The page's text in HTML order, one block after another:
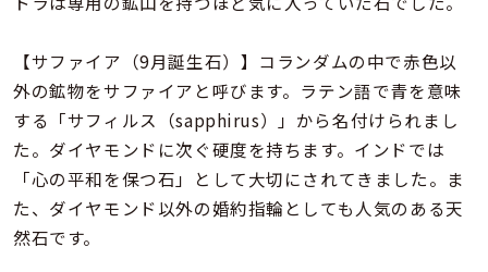
在庫 在庫ありのみ すべて表示
【サファイア（9月誕生石）】コランダムの中で赤色以
外の鉱物をサファイアと呼びます。ラテン語で青を意味
する「サフィルス（sapphirus）」から名付けられまし
た。ダイヤモンドに次ぐ硬度を持ちます。インドでは
「心の平和を保つ石」として大切にされてきました。ま
た、ダイヤモンド以外の婚約指輪としても人気のある天
然石です。